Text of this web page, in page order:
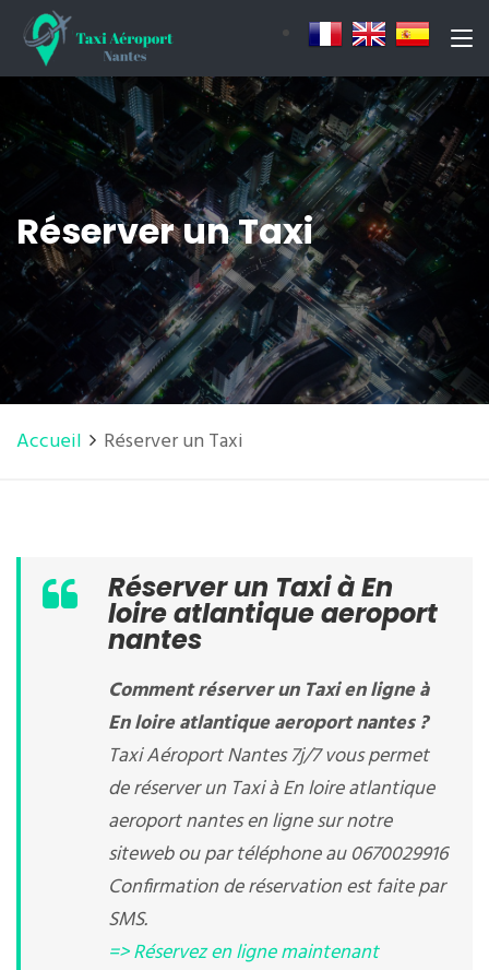
Réserver un Taxi
Accueil Réserver un Taxi
Réserver un Taxi à En
loire atlantique aeroport
nantes
Comment réserver un Taxi en ligne à
En loire atlantique aeroport nantes ?
Taxi Aéroport Nantes 7j/7 vous permet
de réserver un Taxi à En loire atlantique
aeroport nantes en ligne sur notre
siteweb ou par téléphone au 0670029916
Confirmation de réservation est faite par
SMS.
=> Réservez en ligne maintenant